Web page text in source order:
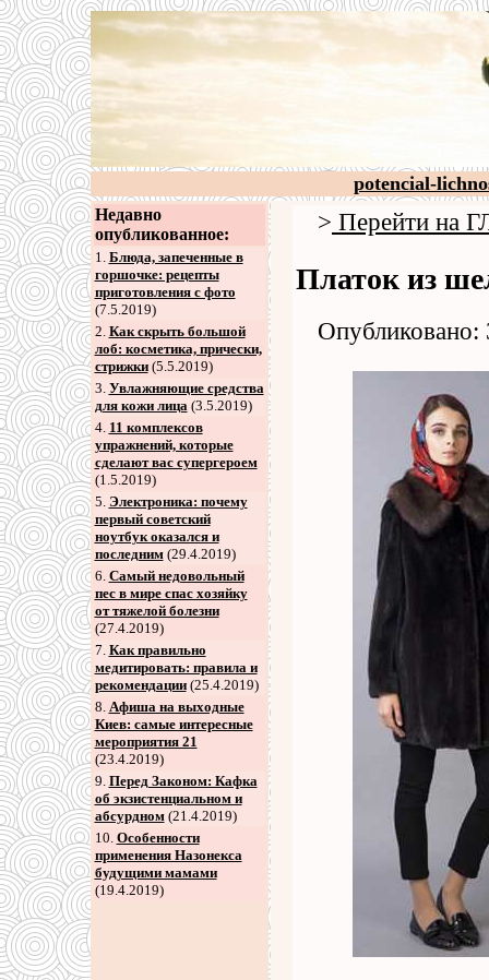
potencial-
Недавно
опубликованное:
1. Блюда, запеченные в
горшочке: рецепты
приготовления с фото
(7.5.2019)
2. Как скрыть большой
лоб: косметика, прически,
стрижки(5.5.2019)
3. Увлажняющие средства
для кожи лица(3.5.2019)
4. 11 комплексов
упражнений, которые
сделают вас супергероем
(1.5.2019)
5. Электроника: почему
первый советский
ноутбук оказался и
последним(29.4.2019)
6. Самый недовольный
пес в мире спас хозяйку
от тяжелой болезни
(27.4.2019)
7. Как правильно
медитировать: правила и
рекомендации(25.4.2019)
8. Афиша на выходные
Киев: самые интересные
мероприятия 21
(23.4.2019)
9. Перед Законом: Кафка
об экзистенциальном и
абсурдном(21.4.2019)
10. Особенности
применения Назонекса
будущими мамами
(19.4.2019)
> Перейти на
Платок из
Опубликовано: